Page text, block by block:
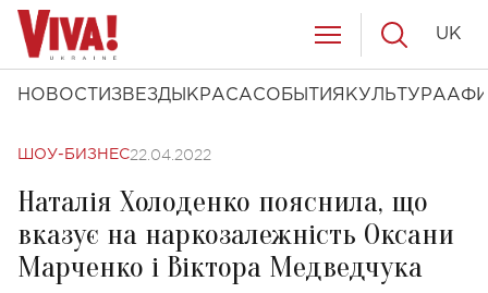
НОВОСТИ ЗВЕЗДЫ КРАСАСОБЫТИЯ КУЛЬТУРА
UK
ШОУ-БИЗНЕС22.04.2022
Наталія Холоденко пояснила, що
вказує на наркозалежність Оксани
Марченко і Віктора Медведчука